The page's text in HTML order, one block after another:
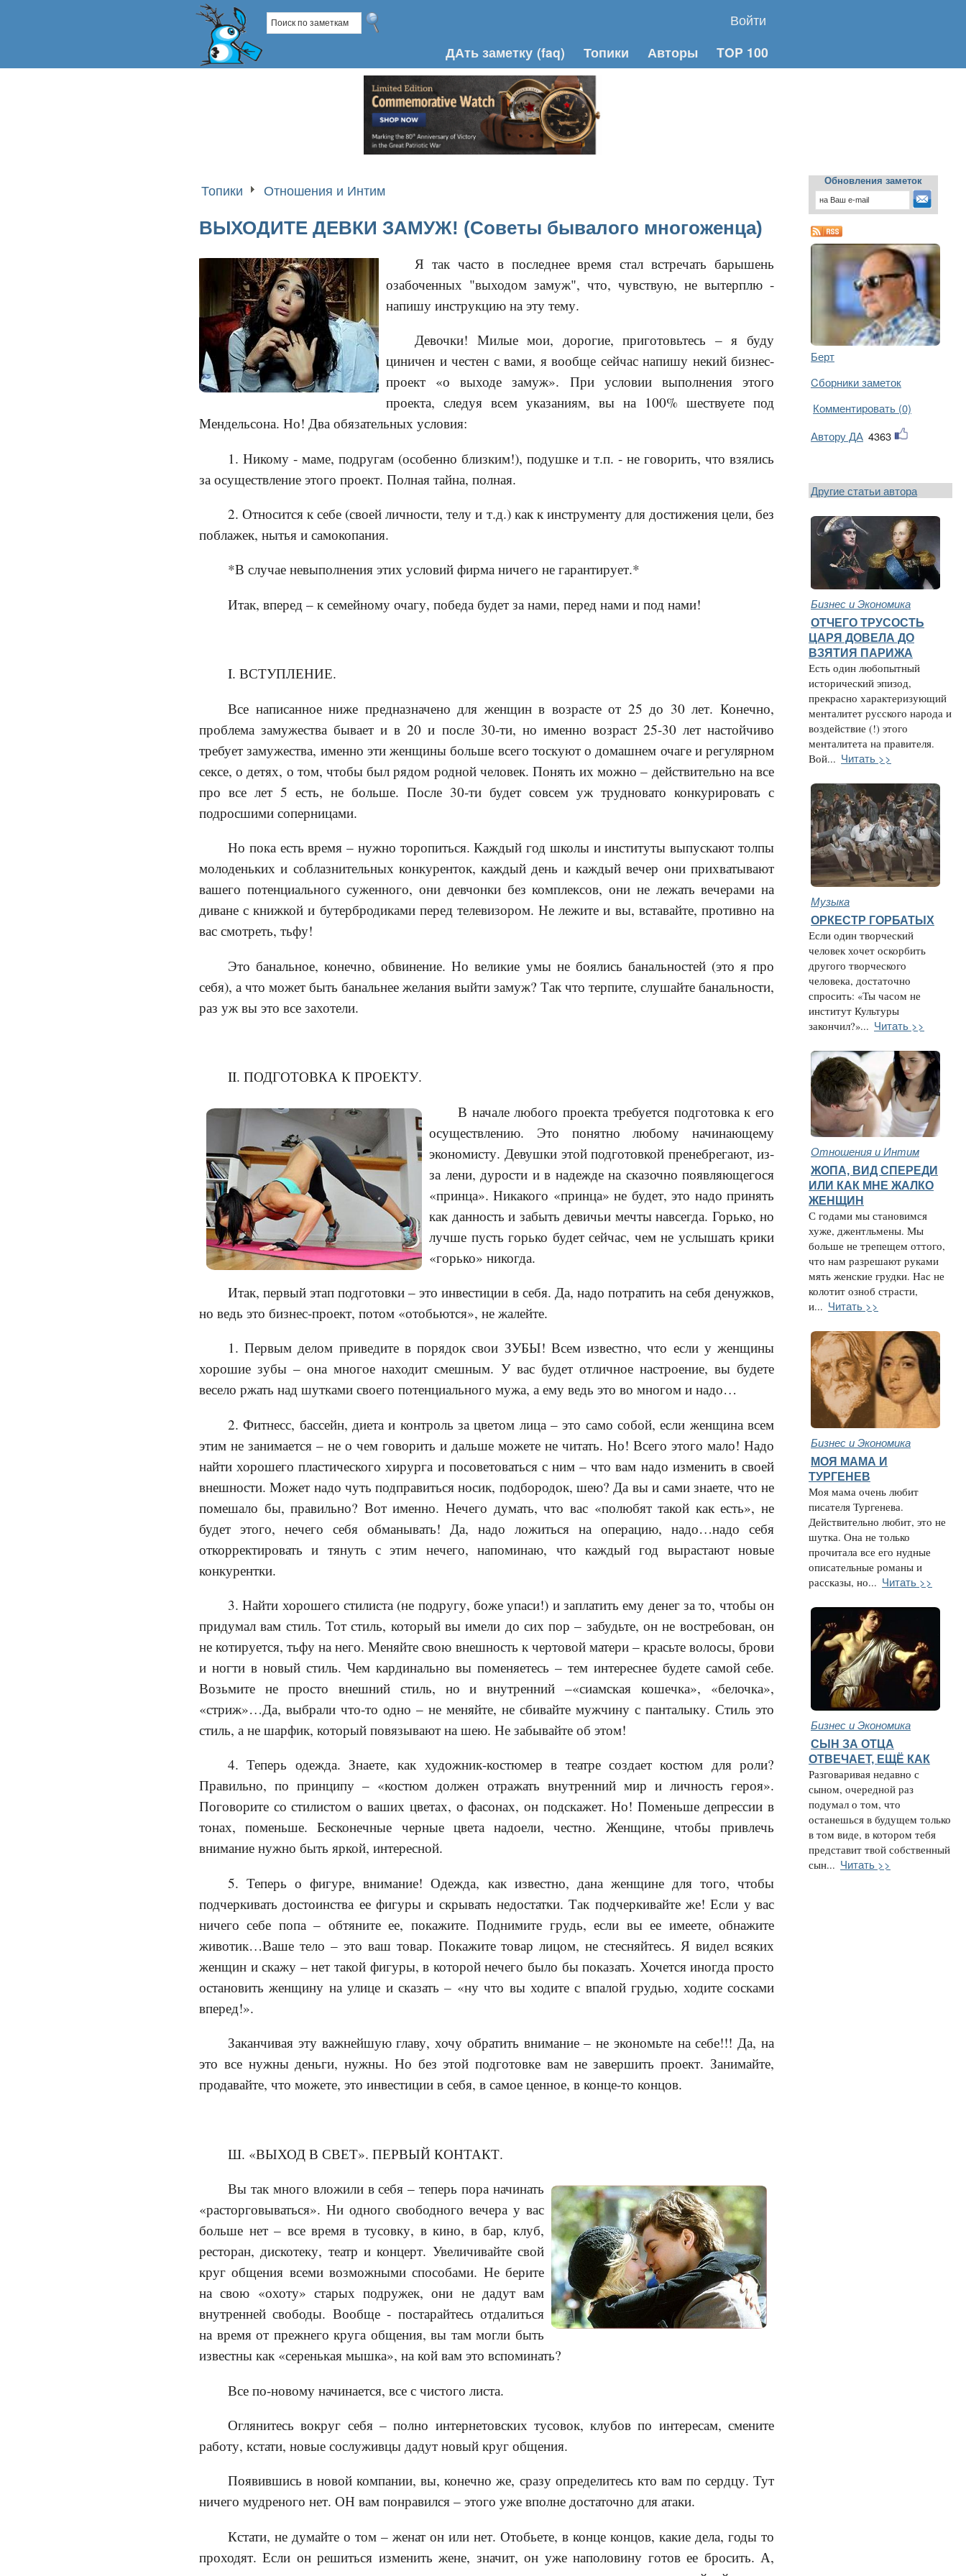
Войти
ДАть заметку (faq) Топики Авторы TOP 100
Топики Отношения и Интим
ВЫХОДИТЕ ДЕВКИ ЗАМУЖ! (Советы бывалого многоженца)
Я так часто в последнее время стал встречать барышень
озабоченных "выходом замуж", что, чувствую, не вытерплю -
напишу инструкцию на эту тему.
Девочки! Милые мои, дорогие, приготовьтесь – я буду
циничен и честен с вами, я вообще сейчас напишу некий бизнес-
проект «о выходе замуж». При условии выполнения этого
проекта, следуя всем указаниям, вы на 100% шествуете под
Мендельсона. Но! Два обязательных условия:
1. Никому - маме, подругам (особенно близким!), подушке и т.п. - не говорить, что взялись
за осуществление этого проект. Полная тайна, полная.
2. Относится к себе (своей личности, телу и т.д.) как к инструменту для достижения цели, без
поблажек, нытья и самокопания.
*В случае невыполнения этих условий фирма ничего не гарантирует.*
Итак, вперед – к семейному очагу, победа будет за нами, перед нами и под нами!
I. ВСТУПЛЕНИЕ.
Все написанное ниже предназначено для женщин в возрасте от 25 до 30 лет. Конечно,
проблема замужества бывает и в 20 и после 30-ти, но именно возраст 25-30 лет настойчиво
требует замужества, именно эти женщины больше всего тоскуют о домашнем очаге и регулярном
сексе, о детях, о том, чтобы был рядом родной человек. Понять их можно – действительно на все
про все лет 5 есть, не больше. После 30-ти будет совсем уж трудновато конкурировать с
подросшими соперницами.
Но пока есть время – нужно торопиться. Каждый год школы и институты выпускают толпы
молоденьких и соблазнительных конкуренток, каждый день и каждый вечер они прихватывают
вашего потенциального суженного, они девчонки без комплексов, они не лежать вечерами на
диване с книжкой и бутербродиками перед телевизором. Не лежите и вы, вставайте, противно на
вас смотреть, тьфу!
Это банальное, конечно, обвинение. Но великие умы не боялись банальностей (это я про
себя), а что может быть банальнее желания выйти замуж? Так что терпите, слушайте банальности,
раз уж вы это все захотели.
II. ПОДГОТОВКА К ПРОЕКТУ.
В начале любого проекта требуется подготовка к его
осуществлению. Это понятно любому начинающему
экономисту. Девушки этой подготовкой пренебрегают, из-
за лени, дурости и в надежде на сказочно появляющегося
«принца». Никакого «принца» не будет, это надо принять
как данность и забыть девичьи мечты навсегда. Горько, но
лучше пусть горько будет сейчас, чем не услышать крики
«горько» никогда.
Итак, первый этап подготовки – это инвестиции в себя. Да, надо потратить на себя денужков,
но ведь это бизнес-проект, потом «отобьются», не жалейте.
1. Первым делом приведите в порядок свои ЗУБЫ! Всем известно, что если у женщины
хорошие зубы – она многое находит смешным. У вас будет отличное настроение, вы будете
весело ржать над шутками своего потенциального мужа, а ему ведь это во многом и надо…
2. Фитнесс, бассейн, диета и контроль за цветом лица – это само собой, если женщина всем
этим не занимается – не о чем говорить и дальше можете не читать. Но! Всего этого мало! Надо
найти хорошего пластического хирурга и посоветоваться с ним – что вам надо изменить в своей
внешности. Может надо чуть подправиться носик, подбородок, шею? Да вы и сами знаете, что не
помешало бы, правильно? Вот именно. Нечего думать, что вас «полюбят такой как есть», не
будет этого, нечего себя обманывать! Да, надо ложиться на операцию, надо…надо себя
откорректировать и тянуть с этим нечего, напоминаю, что каждый год вырастают новые
конкурентки.
3. Найти хорошего стилиста (не подругу, боже упаси!) и заплатить ему денег за то, чтобы он
придумал вам стиль. Тот стиль, который вы имели до сих пор – забудьте, он не востребован, он
не котируется, тьфу на него. Меняйте свою внешность к чертовой матери – красьте волосы, брови
и ногти в новый стиль. Чем кардинально вы поменяетесь – тем интереснее будете самой себе.
Возьмите не просто внешний стиль, но и внутренний –«сиамская кошечка», «белочка»,
«стриж»…Да, выбрали что-то одно – не меняйте, не сбивайте мужчину с панталыку. Стиль это
стиль, а не шарфик, который повязывают на шею. Не забывайте об этом!
4. Теперь одежда. Знаете, как художник-костюмер в театре создает костюм для роли?
Правильно, по принципу – «костюм должен отражать внутренний мир и личность героя».
Поговорите со стилистом о ваших цветах, о фасонах, он подскажет. Но! Поменьше депрессии в
тонах, поменьше. Бесконечные черные цвета надоели, честно. Женщине, чтобы привлечь
внимание нужно быть яркой, интересной.
5. Теперь о фигуре, внимание! Одежда, как известно, дана женщине для того, чтобы
подчеркивать достоинства ее фигуры и скрывать недостатки. Так подчеркивайте же! Если у вас
ничего себе попа – обтяните ее, покажите. Поднимите грудь, если вы ее имеете, обнажите
животик…Ваше тело – это ваш товар. Покажите товар лицом, не стесняйтесь. Я видел всяких
женщин и скажу – нет такой фигуры, в которой нечего было бы показать. Хочется иногда просто
остановить женщину на улице и сказать – «ну что вы ходите с впалой грудью, ходите сосками
вперед!».
Заканчивая эту важнейшую главу, хочу обратить внимание – не экономьте на себе!!! Да, на
это все нужны деньги, нужны. Но без этой подготовке вам не завершить проект. Занимайте,
продавайте, что можете, это инвестиции в себя, в самое ценное, в конце-то концов.
Ш. «ВЫХОД В СВЕТ». ПЕРВЫЙ КОНТАКТ.
Вы так много вложили в себя – теперь пора начинать
«расторговываться». Ни одного свободного вечера у вас
больше нет – все время в тусовку, в кино, в бар, клуб,
ресторан, дискотеку, театр и концерт. Увеличивайте свой
круг общения всеми возможными способами. Не берите
на свою «охоту» старых подружек, они не дадут вам
внутренней свободы. Вообще - постарайтесь отдалиться
на время от прежнего круга общения, вы там могли быть
известны как «серенькая мышка», на кой вам это вспоминать?
Все по-новому начинается, все с чистого листа.
Оглянитесь вокруг себя – полно интернетовских тусовок, клубов по интересам, смените
работу, кстати, новые сослуживцы дадут новый круг общения.
Появившись в новой компании, вы, конечно же, сразу определитесь кто вам по сердцу. Тут
ничего мудреного нет. ОН вам понравился – этого уже вполне достаточно для атаки.
Кстати, не думайте о том – женат он или нет. Отобьете, в конце концов, какие дела, годы то
проходят. Если он решиться изменить жене, значит, он уже наполовину готов ее бросить. А,
Обновления заметок
Берт
Cборники заметок
Комментировать (0)
Автору ДА 4363
Другие статьи автора
Бизнес и Экономика
ОТЧЕГО ТРУСОСТЬ
ЦАРЯ ДОВЕЛА ДО
ВЗЯТИЯ ПАРИЖА
Есть один любопытный
исторический эпизод,
прекрасно характеризующий
менталитет русского народа и
воздействие (!) этого
менталитета на правителя.
Вой... Читать >>
Музыка
ОРКЕСТР ГОРБАТЫХ
Если один творческий
человек хочет оскорбить
другого творческого
человека, достаточно
спросить: «Ты часом не
институт Культуры
закончил?»... Читать >>
Отношения и Интим
ЖОПА, ВИД СПЕРЕДИ
ИЛИ КАК МНЕ ЖАЛКО
ЖЕНЩИН
С годами мы становимся
хуже, джентльмены. Мы
больше не трепещем оттого,
что нам разрешают руками
мять женские грудки. Нас не
колотит озноб страсти,
и... Читать >>
Бизнес и Экономика
МОЯ МАМА И
ТУРГЕНЕВ
Моя мама очень любит
писателя Тургенева.
Действительно любит, это не
шутка. Она не только
прочитала все его нудные
описательные романы и
рассказы, но... Читать >>
Бизнес и Экономика
СЫН ЗА ОТЦА
ОТВЕЧАЕТ, ЕЩЁ КАК
Разговаривая недавно с
сыном, очередной раз
подумал о том, что
останешься в будущем только
в том виде, в котором тебя
представит твой собственный
сын... Читать >>